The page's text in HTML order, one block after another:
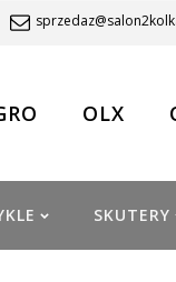
OLX
SKUTERY